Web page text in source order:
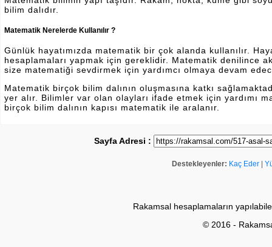
bilim dalıdır.
Matematik Nerelerde Kullanılır ?
Günlük hayatımızda matematik bir çok alanda kullanılır.
hesaplamaları yapmak için gereklidir. Matematik denilince
size matematiği sevdirmek için yardımcı olmaya devam
Matematik birçok bilim dalının oluşmasına katkı
yer alır. Bilimler var olan olayları ifade etmek için yardımı
birçok bilim dalının kapısı matematik ile aralanır.
Sayfa Adresi :
Destekleyenler: Kaç Eder
Rakamsal hesaplamaların
© 2016 -